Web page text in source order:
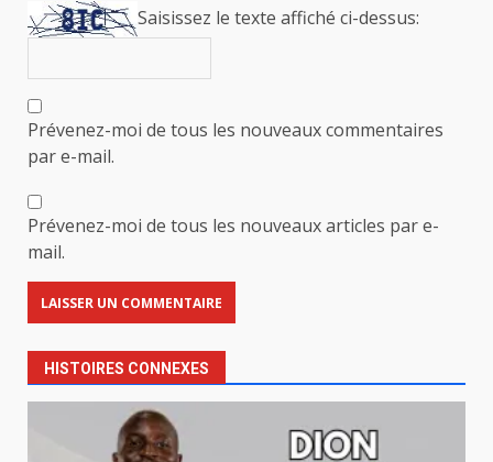
Saisissez le texte affiché ci-dessus:
Prévenez-moi de tous les nouveaux commentaires
par e-mail.
Prévenez-moi de tous les nouveaux articles par e-
mail.
HISTOIRES CONNEXES